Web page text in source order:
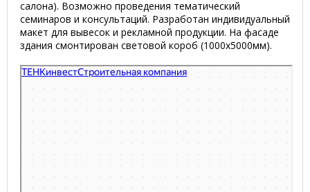
салона). Возможно проведения тематический
семинаров и консультаций. Разработан индивидуальный
макет для вывесок и рекламной продукции. На фасаде
здания смонтирован световой короб (1000х5000мм).